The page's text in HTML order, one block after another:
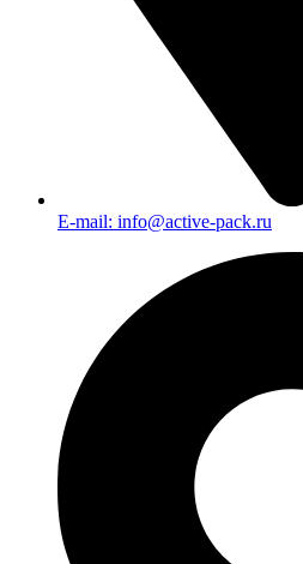
E-mail: info@active-pack.ru